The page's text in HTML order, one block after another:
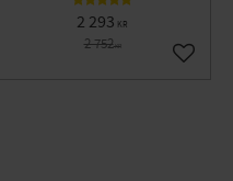
i favoriter
2 293 KR
2 752KR
Lägg